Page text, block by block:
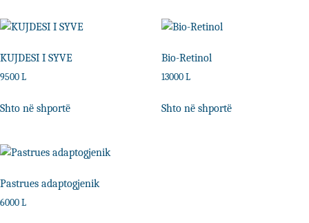
KUJDESI I SYVE
9500 L
Shto në shportë
Bio-Retinol
13000 L
Shto në shportë
Pastrues adaptogjenik
6000 L